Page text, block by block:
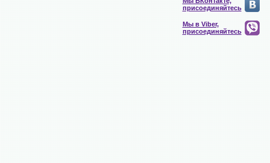
присоединяйтесь
Мы в Viber,
присоединяйтесь